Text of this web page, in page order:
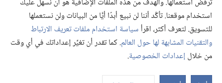
ترفض استعمالها. والهدف من هذه الملفات الإضافية هو أن نُسهِّل عليك
استخدام موقعنا. تأكَّد أننا لن نبيع أبدًا أيًّا من البيانات ولن نستعملها
للتسويق. لتعرف أكثر، اقرأسياسة استخدام ملفات تعريف الارتباط
والتقنيات المشابهة لها حول العالم. كما تقدر أن تغيِّر إعداداتك في أي وقت
من خلال إعدادات الخصوصية.
© 2026 .Watch Tower Bible and Tract Society of Pennsylvania
شروط الاستخدام |